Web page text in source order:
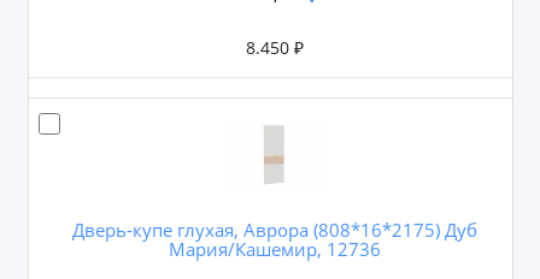
8.450 ₽
Дверь-купе глухая, Аврора (808*16*2175) Дуб
Мария/Кашемир, 12736